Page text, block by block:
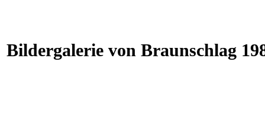
Bildergalerie von Braunschlag